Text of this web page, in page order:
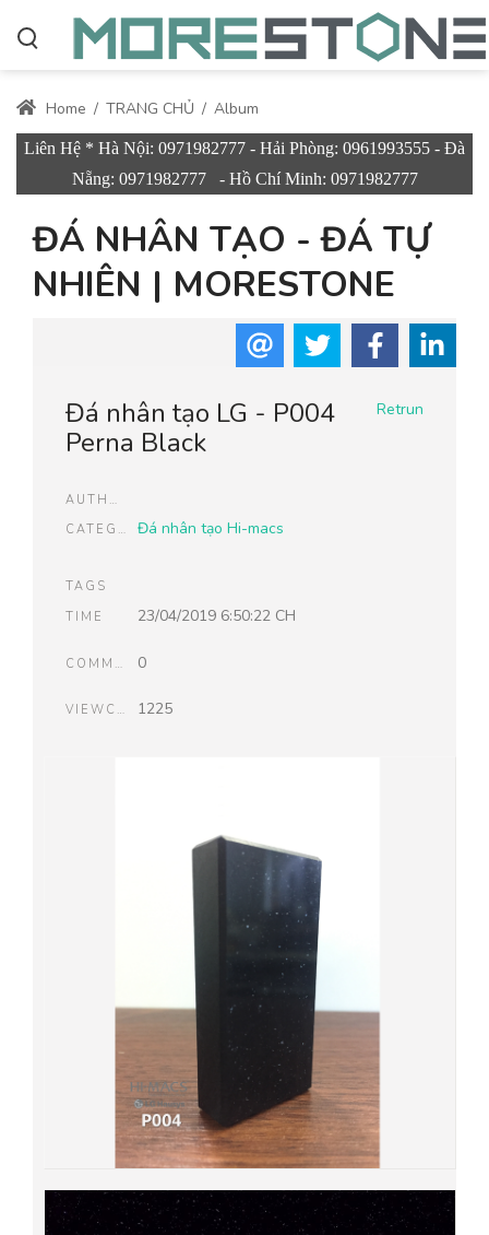
Home / TRANG CHỦ / Album
Liên Hệ * Hà Nội: 0971982777 - Hải Phòng: 0961993555 - Đà
Nẵng: 0971982777 - Hồ Chí Minh: 0971982777
ĐÁ NHÂN TẠO - ĐÁ TỰ
NHIÊN | MORESTONE
Retrun
Đá nhân tạo LG - P004
Perna Black
AUTHOR
CATEGORIES
Đá nhân tạo Hi-macs
TAGS
TIME
23/04/2019 6:50:22 CH
COMMENTS 0
VIEWCOUNT 1225